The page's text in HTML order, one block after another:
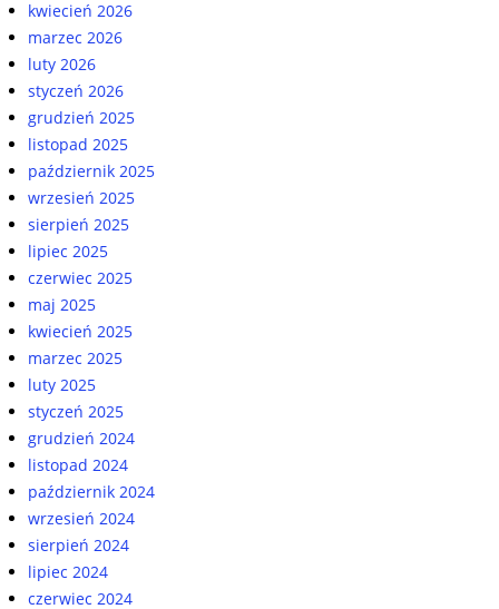
kwiecień 2026
marzec 2026
luty 2026
styczeń 2026
grudzień 2025
listopad 2025
październik 2025
wrzesień 2025
sierpień 2025
lipiec 2025
czerwiec 2025
maj 2025
kwiecień 2025
marzec 2025
luty 2025
styczeń 2025
grudzień 2024
listopad 2024
październik 2024
wrzesień 2024
sierpień 2024
lipiec 2024
czerwiec 2024